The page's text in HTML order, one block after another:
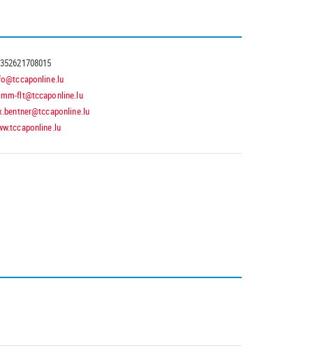
flt@tccaponline.lu